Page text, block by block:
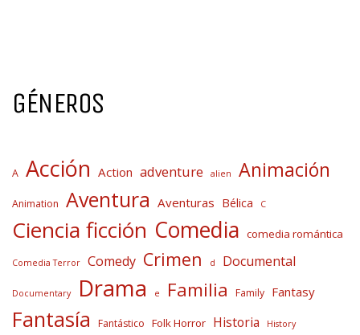
GÉNEROS
A Acción Action adventure alien Animación
Animation Aventura Aventuras Bélica C
Ciencia ficción Comedia comedia romántica
Comedia Terror Comedy Crimen d Documental
Documentary Drama e Familia Family Fantasy
Fantasía Fantástico Folk Horror Historia History